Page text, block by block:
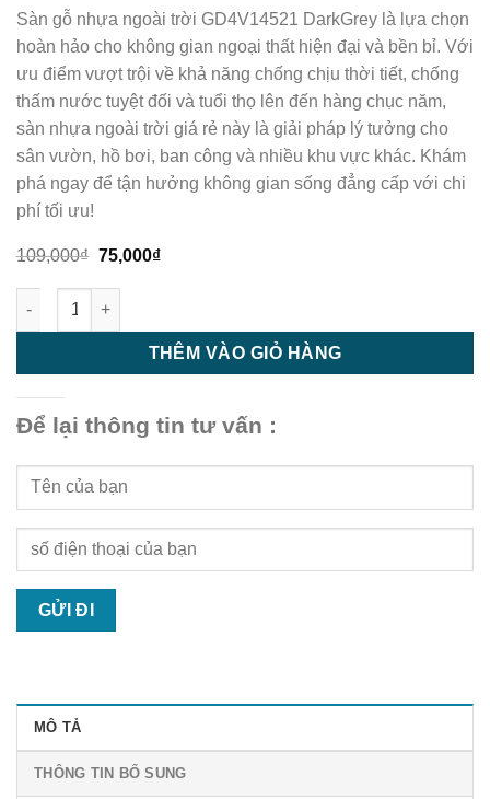
Sàn gỗ nhựa ngoài trời GD4V14521 DarkGrey là lựa chọn
hoàn hảo cho không gian ngoại thất hiện đại và bền bỉ. Với
ưu điểm vượt trội về khả năng chống chịu thời tiết, chống
thấm nước tuyệt đối và tuổi thọ lên đến hàng chục năm,
sàn nhựa ngoài trời giá rẻ này là giải pháp lý tưởng cho
sân vườn, hồ bơi, ban công và nhiều khu vực khác. Khám
phá ngay để tận hưởng không gian sống đẳng cấp với chi
phí tối ưu!
109,000₫ Giá
là:
109,000₫.
75,000₫Giá
Sàn Gỗ Nhựa Ngoài Trời GD4V14521 DarkGrey - Sàn Nhựa
THÊM VÀO GIỎ HÀNG
Để lại thông tin tư vấn :
MÔ TẢ
THÔNG TIN BỔ SUNG